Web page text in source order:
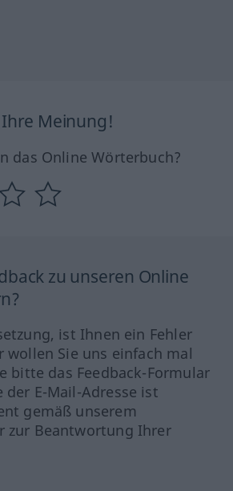
Ihre Meinung!
das Online Wörterbuch?
zu unseren Online
ist Ihnen ein Fehler
wollen Sie uns einfach mal
bitte das Feedback-Formular
der E-Mail-Adresse ist
gemäß unserem
zur Beantwortung Ihrer